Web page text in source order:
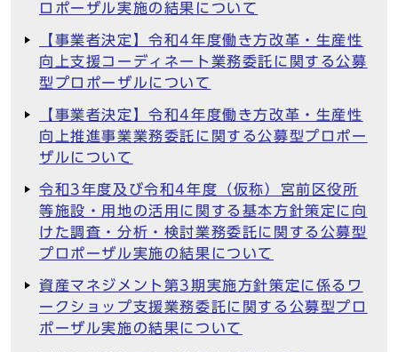
ロポーザル実施の結果について
【事業者決定】令和4年度働き方改革・生産性
向上支援コーディネート業務委託に関する公募
型プロポーザルについて
【事業者決定】令和4年度働き方改革・生産性
向上推進事業業務委託に関する公募型プロポー
ザルについて
令和3年度及び令和4年度（仮称）宮前区役所
等施設・用地の活用に関する基本方針策定に向
けた調査・分析・検討業務委託に関する公募型
プロポーザル実施の結果について
資産マネジメント第3期実施方針策定に係るワ
ークショップ支援業務委託に関する公募型プロ
ポーザル実施の結果について